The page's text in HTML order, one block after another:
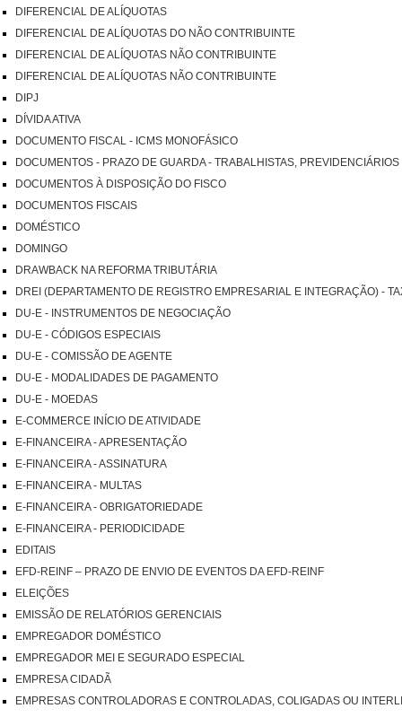
DIFERENCIAL DE ALÍQUOTAS
DIFERENCIAL DE ALÍQUOTAS DO NÃO CONTRIBUINTE
DIFERENCIAL DE ALÍQUOTAS NÃO CONTRIBUINTE
DIFERENCIAL DE ALÍQUOTAS NÃO CONTRIBUINTE
DIPJ
DÍVIDA ATIVA
DOCUMENTO FISCAL - ICMS MONOFÁSICO
DOCUMENTOS - PRAZO DE GUARDA - TRABALHISTAS, PREVIDENCIÁRIOS
DOCUMENTOS À DISPOSIÇÃO DO FISCO
DOCUMENTOS FISCAIS
DOMÉSTICO
DOMINGO
DRAWBACK NA REFORMA TRIBUTÁRIA
DREI (DEPARTAMENTO DE REGISTRO EMPRESARIAL E INTEGRAÇÃO) -
DU-E - INSTRUMENTOS DE NEGOCIAÇÃO
DU-E - CÓDIGOS ESPECIAIS
DU-E - COMISSÃO DE AGENTE
DU-E - MODALIDADES DE PAGAMENTO
DU-E - MOEDAS
E-COMMERCE INÍCIO DE ATIVIDADE
E-FINANCEIRA - APRESENTAÇÃO
E-FINANCEIRA - ASSINATURA
E-FINANCEIRA - MULTAS
E-FINANCEIRA - OBRIGATORIEDADE
E-FINANCEIRA - PERIODICIDADE
EDITAIS
EFD-REINF – PRAZO DE ENVIO DE EVENTOS DA EFD-REINF
ELEIÇÕES
EMISSÃO DE RELATÓRIOS GERENCIAIS
EMPREGADOR DOMÉSTICO
EMPREGADOR MEI E SEGURADO ESPECIAL
EMPRESA CIDADÃ
EMPRESAS CONTROLADORAS E CONTROLADAS, COLIGADAS OU